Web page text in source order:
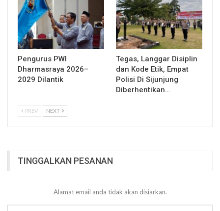
Pengurus PWI
Dharmasraya 2026–
2029 Dilantik
Tegas, Langgar Disiplin
dan Kode Etik, Empat
Polisi Di Sijunjung
Diberhentikan…
PREV NEXT
TINGGALKAN PESANAN
Alamat email anda tidak akan disiarkan.